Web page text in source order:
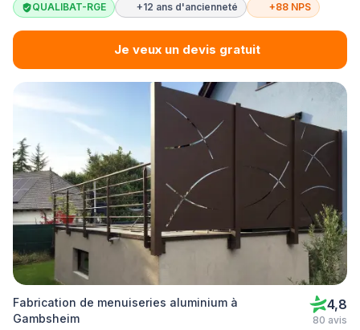
QUALIBAT-RGE +12 ans d'ancienneté +88 NPS
Je veux un devis gratuit
Fabrication de menuiseries aluminium à
Gambsheim
4,8
80 avis